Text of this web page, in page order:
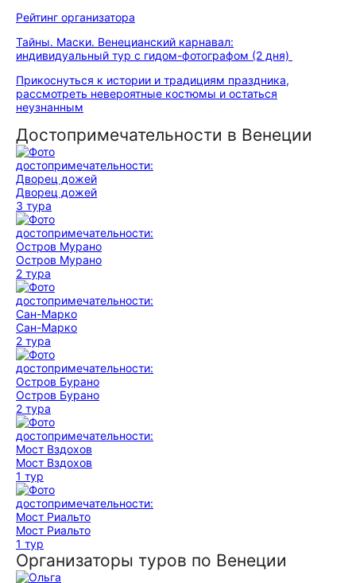
Рейтинг организатора
Тайны. Маски. Венецианский карнавал:
индивидуальный тур с гидом-фотографом (2 дня)
Прикоснуться к истории и традициям праздника,
рассмотреть невероятные костюмы и остаться
неузнанным
Достопримечательности в Венеции
Дворец дожей
3 тура
Остров Мурано
2 тура
Сан-Марко
2 тура
Остров Бурано
2 тура
Мост Вздохов
1 тур
Мост Риальто
1 тур
Организаторы туров по Венеции